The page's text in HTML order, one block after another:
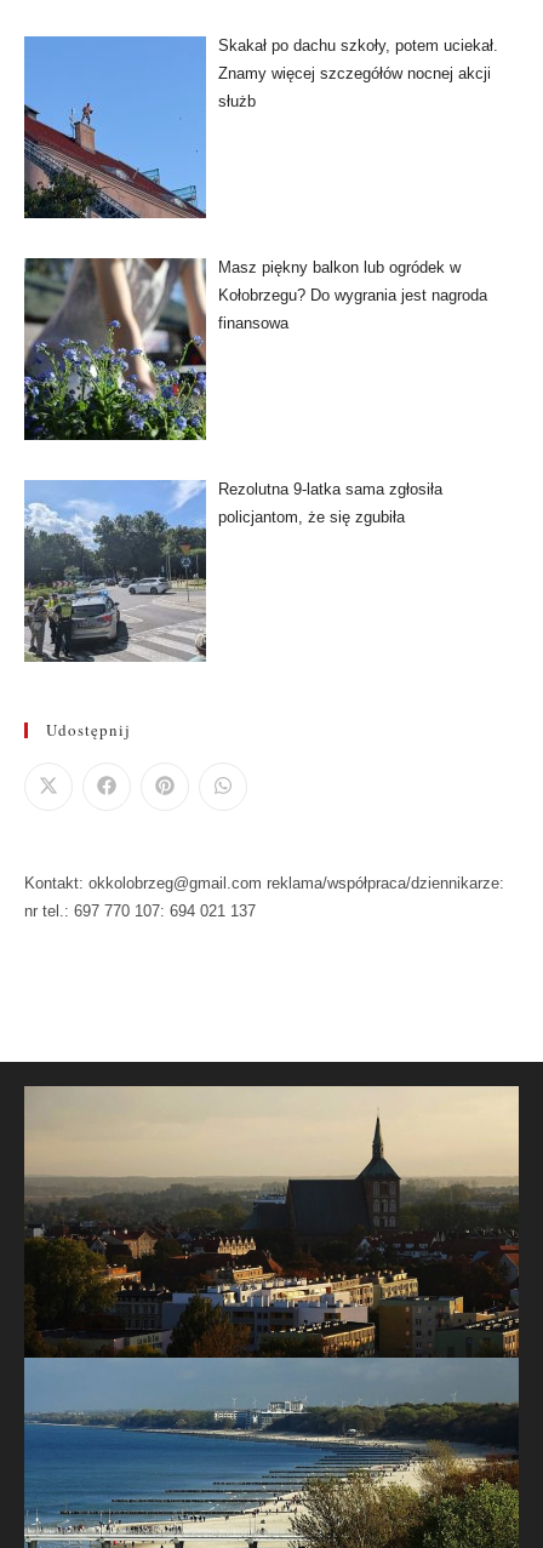
Skakał po dachu szkoły, potem uciekał.
Znamy więcej szczegółów nocnej akcji
służb
Masz piękny balkon lub ogródek w
Kołobrzegu? Do wygrania jest nagroda
finansowa
Rezolutna 9-latka sama zgłosiła
policjantom, że się zgubiła
Udostępnij
Kontakt: okkolobrzeg@gmail.com reklama/współpraca/dziennikarze:
nr tel.: 697 770 107: 694 021 137